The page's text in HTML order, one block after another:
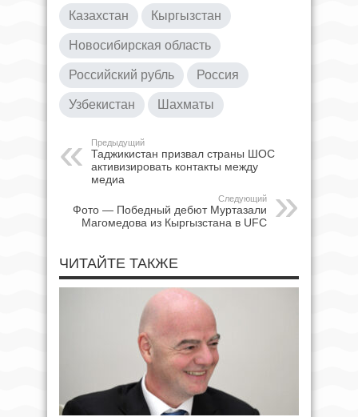
Казахстан Кыргызстан
Новосибирская область
Российский рубль Россия
Узбекистан Шахматы
Предыдущий
Таджикистан призвал страны ШОС
активизировать контакты между
медиа
Следующий
Фото — Победный дебют Муртазали
Магомедова из Кыргызстана в UFC
ЧИТАЙТЕ ТАКЖЕ